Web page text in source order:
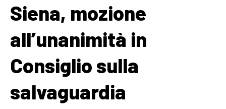
Siena, mozione
all’unanimità in
Consiglio sulla
salvaguardia